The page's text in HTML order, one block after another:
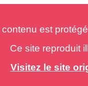
est
Ce site reproduit
Visitez le site